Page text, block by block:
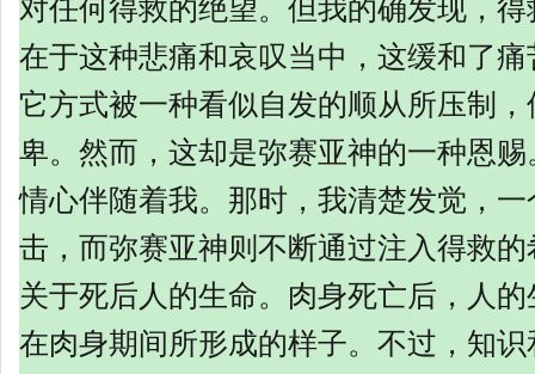
对任何得救的绝望。但我的确发现，
在于这种悲痛和哀叹当中，这缓和了
它方式被一种看似自发的顺从所压制
卑。然而，这却是弥赛亚神的一种恩
情心伴随着我。那时，我清楚发觉，
击，而弥赛亚神则不断通过注入得救
关于死后人的生命。肉身死亡后，人
在肉身期间所形成的样子。不过，知